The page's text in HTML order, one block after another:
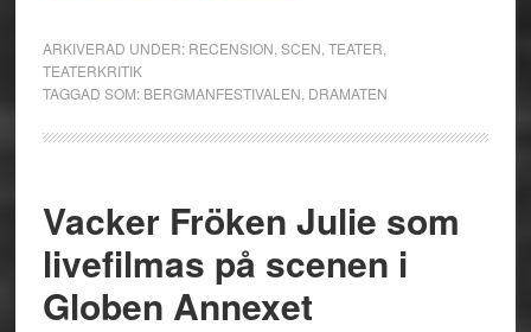
ARKIVERAD UNDER: RECENSION SCEN TEATER
TEATERKRITIK
TAGGAD SOM: BERGMANFESTIVALEN DRAMATEN
Vacker Fröken Julie som
livefilmas på scenen i
Globen Annexet